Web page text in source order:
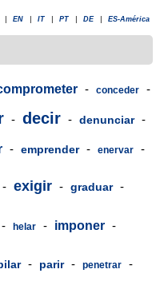
EN IT PT DE ES-América
- conceder -
- decir - denunciar -
- emprender - enervar -
- exigir - graduar -
- helar - imponer -
- parir - penetrar -